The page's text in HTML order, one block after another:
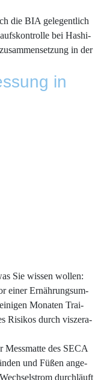
die BIA gele­gent­lich
bei Hash­i­
in der
in
Sie wis­sen wol­len:
einer Ernäh­rungs­um­
Mona­ten Trai­
Risi­kos durch vis­ze­ra­
des SECA
und Füßen ange­
durch­läuft